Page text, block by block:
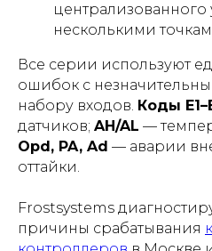
централизованного
несколькими
Все серии используют
ошибок с
набору входов. Коды
датчиков; AH/AL —
Opd, PA, Ad — аварии
оттайки.
Frostsystems
причины срабатывания